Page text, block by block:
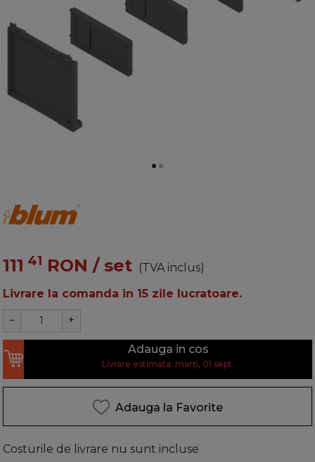
111 41 RON / set (TVA inclus)
Livrare la comanda in 15 zile lucratoare.
− +
Adauga in cos
Livrare estimata: marți, 01 sept.
Adauga la Favorite
Costurile de livrare nu sunt incluse